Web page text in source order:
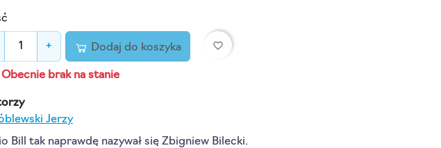
+ Dodaj do koszyka favorite_border
Obecnie brak na stanie
Jerzy
Bill tak naprawdę nazywał się Zbigniew Bilecki.